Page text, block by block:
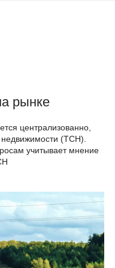
рынке
централизованно,
недвижимости (ТСН).
учитывает мнение